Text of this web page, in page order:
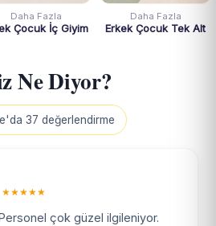
Daha Fazla
Çocuk İç Giyim
Daha Fazla
Erkek Çocuk Tek Alt
Ne Diyor?
37 değerlendirme
· ★★★★★
çok güzel ilgileniyor.